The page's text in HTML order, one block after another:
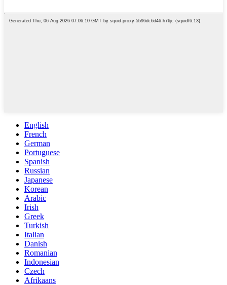
English
French
German
Portuguese
Spanish
Russian
Japanese
Korean
Arabic
Irish
Greek
Turkish
Italian
Danish
Romanian
Indonesian
Czech
Afrikaans